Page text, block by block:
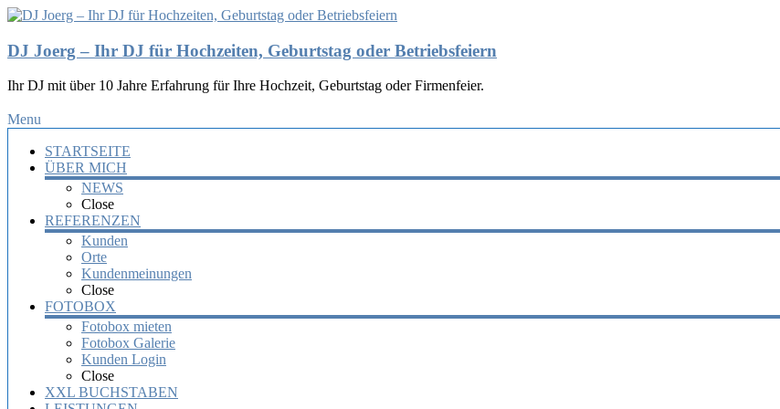
DJ Joerg – Ihr DJ für Hochzeiten, Geburtstag oder Betriebsfeiern
Ihr DJ mit über 10 Jahre Erfahrung für Ihre Hochzeit, Geburtstag oder Firmenfeier.
Menu
STARTSEITE
ÜBER MICH
NEWS
Close
REFERENZEN
Kunden
Orte
Kundenmeinungen
Close
FOTOBOX
Fotobox mieten
Fotobox Galerie
Kunden Login
Close
XXL BUCHSTABEN